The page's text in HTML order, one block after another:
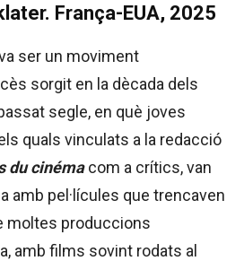
França-EUA, 2025
ser un moviment
sorgit en la dècada dels
segle, en què joves
quals vinculats a la redacció
du cinémacom a crítics, van
amb pel·lícules que trencaven
moltes produccions
amb films sovint rodats al